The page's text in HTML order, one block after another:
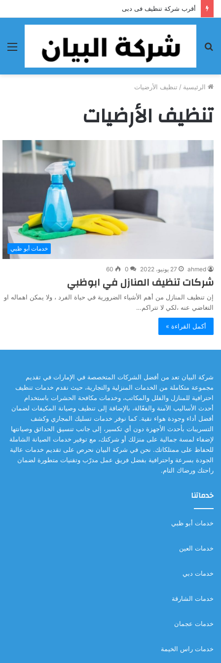
أقرب شركة تنظيف فى دبى
الرئيسية / تنظيف الأرضيات
تنظيف الأرضيات
خدمات أبو ظبي
ahmed 27 يونيو، 2022 0
60
شركات تنظيف المنازل في ابوظبي
إن تنظيف المنازل من أهم الأشياء الضرورية في حياة الفرد ، ولا يمكن اهماله او
التغاضي عنه ،لكي لا تتراكم…
أكمل القراءة »
شركة البيان تعد من أفضل الشركات المتخصصة في الإمارات في تقديم
مجموعة متكاملة من الخدمات المنزلية والتجارية، حيث نقدم خدمات تنظيف
احترافية للمنازل والفلل والمكاتب، وخدمات مكافحة الحشرات باستخدام
أحدث الأساليب الآمنة والفعّالة، بالإضافة إلى تنظيف وصيانة المكيفات لضمان
أفضل أداء وجودة هواء نقية. كما نوفر خدمات تسليك المجاري وكشف
التسريبات بأحدث الأجهزة دون أي تكسير، إلى جانب تنسيق الحدائق وصيانتها
لإضفاء لمسة جمالية على منزلك أو شركتك، مع توفير خدمات الصيانة الشاملة
للحفاظ على ممتلكاتك. نحن في شركة البيان نحرص على تقديم خدمات عالية
الجودة بسرعة واحترافية بفضل فريق عمل مدرّب وتقنيات متطورة لضمان
راحتك ورضاك التام.
خدماتنا
خدمات أبو ظبي
خدمات العين
خدمات دبي
خدمات الشارقة
خدمات عجمان
خدمات راس الخيمة